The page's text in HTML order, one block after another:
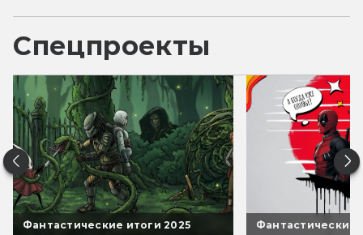
Спецпроекты
Фантастические итоги 2025 Фантастические